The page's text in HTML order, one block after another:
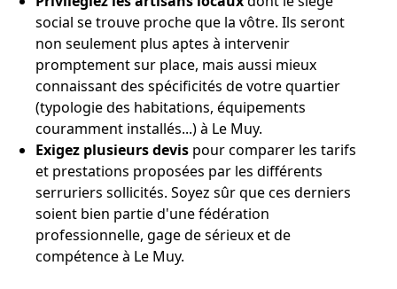
social se trouve proche que la vôtre. Ils seront
non seulement plus aptes à intervenir
promptement sur place, mais aussi mieux
connaissant des spécificités de votre quartier
(typologie des habitations, équipements
couramment installés...) à Le Muy.
Exigez plusieurs devis pour comparer les tarifs
et prestations proposées par les différents
serruriers sollicités. Soyez sûr que ces derniers
soient bien partie d'une fédération
professionnelle, gage de sérieux et de
compétence à Le Muy.